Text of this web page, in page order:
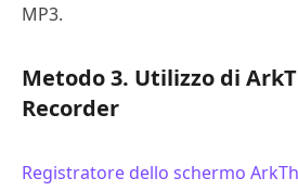
MP3.
Metodo 3. Utilizzo di
Recorder
Registratore dello schermo